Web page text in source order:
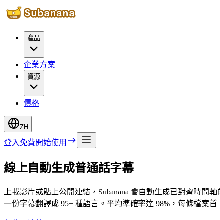
產品
企業方案
資源
價格
ZH
登入 免費開始使用
線上自動生成普通話字幕
上載影片或貼上公開連結，Subanana 會自動生成已對齊時
一份字幕翻譯成 95+ 種語言。平均準確率達 98%，每條檔案首